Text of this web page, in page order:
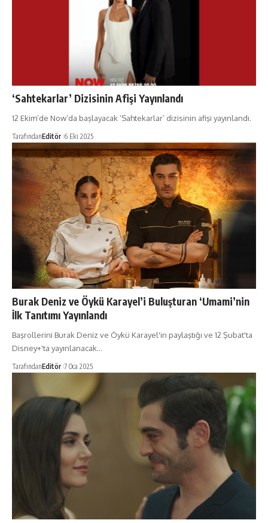
‘Sahtekarlar’ Dizisinin Afişi Yayınlandı
12 Ekim’de Now’da başlayacak ‘Sahtekarlar’ dizisinin afişi yayınlandı.
TarafındanEditör 6 Eki 2025
Burak Deniz ve Öykü Karayel’i Buluşturan ‘Umami’nin
İlk Tanıtımı Yayınlandı
Başrollerini Burak Deniz ve Öykü Karayel'in paylaştığı ve 12 Şubat'ta
Disney+'ta yayınlanacak…
TarafındanEditör 7 Oca 2025